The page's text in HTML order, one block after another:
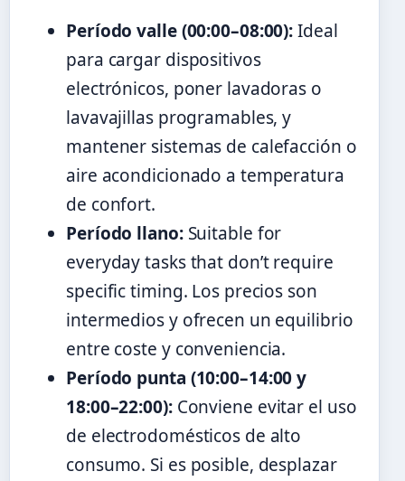
Período valle (00:00–08:00):Ideal
para cargar dispositivos
electrónicos, poner lavadoras o
lavavajillas programables, y
mantener sistemas de calefacción o
aire acondicionado a temperatura
de confort.
Período llano:Suitable for
everyday tasks that don’t require
specific timing. Los precios son
intermedios y ofrecen un equilibrio
entre coste y conveniencia.
Período punta (10:00–14:00 y
18:00–22:00):Conviene evitar el uso
de electrodomésticos de alto
consumo. Si es posible, desplazar